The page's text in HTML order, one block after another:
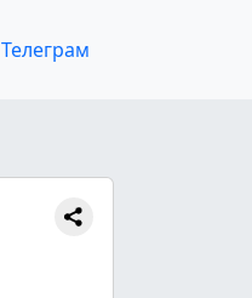
Телеграм